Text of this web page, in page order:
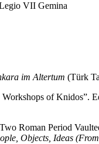
VII Gemina
im Altertum (Türk
of Knidos”.
Roman Period
Objects, Ideas